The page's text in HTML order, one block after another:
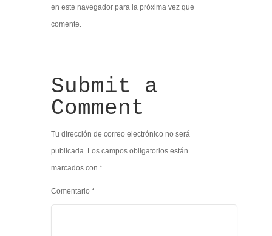
en este navegador para la próxima vez que
comente.
Submit a
Comment
Tu dirección de correo electrónico no será
publicada. Los campos obligatorios están
marcados con *
Comentario *